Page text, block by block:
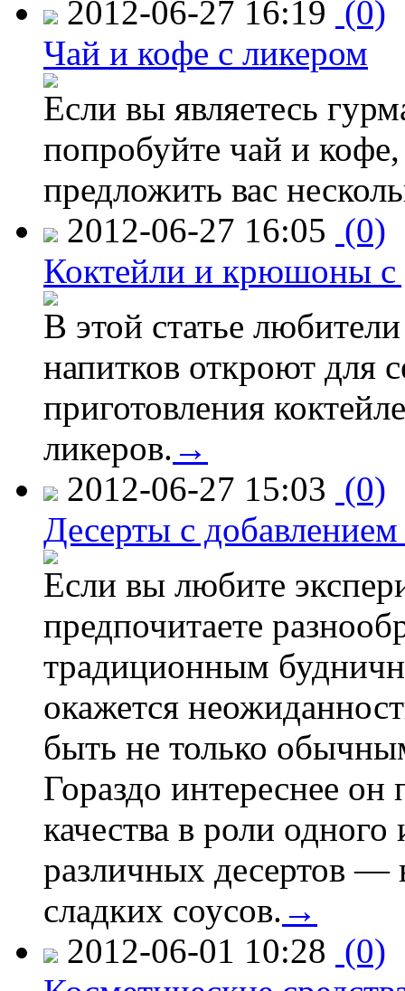
2012-06-27 16:19 (0)
Чай и кофе с ликером
Если вы являетесь
попробуйте чай и
предложить вас
2012-06-27 16:05 (0)
Коктейли и крюшоны с
В этой статье
напитков откроют для
приготовления
ликеров. →
2012-06-27 15:03 (0)
Десерты с
Если вы любите
предпочитаете
традиционным
окажется
быть не только
Гораздо интереснее он
качества в роли
различных десертов —
сладких соусов. →
2012-06-01 10:28 (0)